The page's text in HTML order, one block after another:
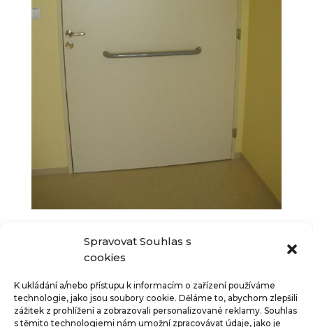
Spravovat Souhlas s
cookies
K ukládání a/nebo přístupu k informacím o zařízení používáme
technologie, jako jsou soubory cookie. Děláme to, abychom zlepšili
zážitek z prohlížení a zobrazovali personalizované reklamy. Souhlas
s těmito technologiemi nám umožní zpracovávat údaje, jako je